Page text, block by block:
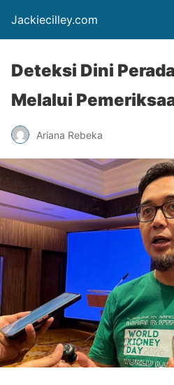
Jackiecilley.com
Deteksi Dini
Melalui
Ariana Rebeka